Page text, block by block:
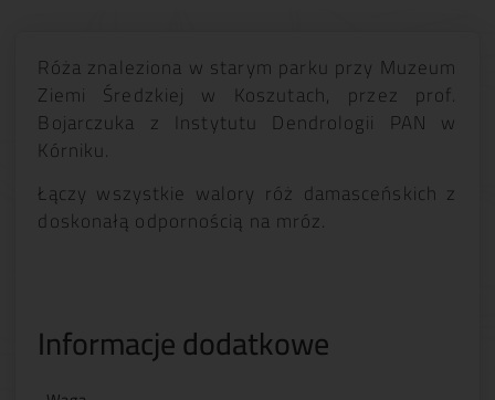
Róża znaleziona w starym parku przy Muzeum
Ziemi Średzkiej w Koszutach, przez prof.
Bojarczuka z Instytutu Dendrologii PAN w
Kórniku.
Łączy wszystkie walory róż damasceńskich z
doskonałą odpornością na mróz.
Informacje dodatkowe